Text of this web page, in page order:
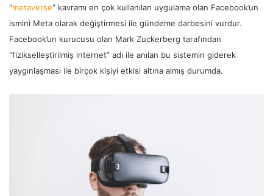
“metaverse” kavramı en çok kullanılan uygulama olan Facebook’un
ismini Meta olarak değiştirmesi ile gündeme darbesini vurdur.
Facebook’un kurucusu olan Mark Zuckerberg tarafından
“fizikselleştirilmiş internet” adı ile anılan bu sistemin giderek
yaygınlaşması ile birçok kişiyi etkisi altına almış durumda.